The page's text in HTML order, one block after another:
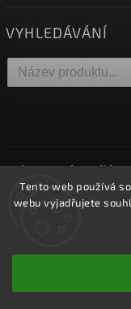
Tento web používá
webu vyjadřujete
VYHLEDÁVÁNÍ